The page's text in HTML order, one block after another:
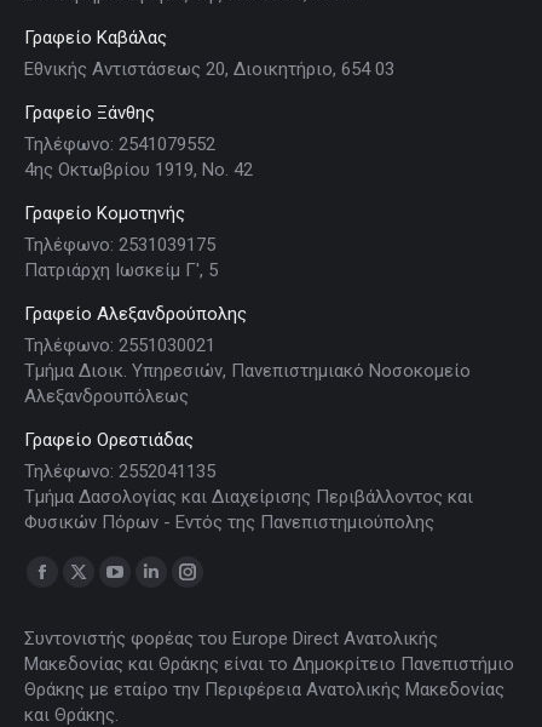
Γραφείο Καβάλας
Εθνικής Αντιστάσεως 20, Διοικητήριο, 654 03
Γραφείο Ξάνθης
Τηλέφωνο: 2541079552
4ης Οκτωβρίου 1919, Νο. 42
Γραφείο Κομοτηνής
Τηλέφωνο: 2531039175
Πατριάρχη Ιωσκείμ Γ', 5
Γραφείο Αλεξανδρούπολης
Τηλέφωνο: 2551030021
Τμήμα Διοικ. Υπηρεσιών, Πανεπιστημιακό Νοσοκομείο
Αλεξανδρουπόλεως
Γραφείο Ορεστιάδας
Τηλέφωνο: 2552041135
Τμήμα Δασολογίας και Διαχείρισης Περιβάλλοντος και
Φυσικών Πόρων - Εντός της Πανεπιστημιούπολης
Find us on:
Facebook
opens
in
new
X
opens
new
YouTube
opens
in
new
Linkedin
opens
Instagram
opens
Συντονιστής φορέας του Europe Direct Ανατολικής
Μακεδονίας και Θράκης είναι το Δημοκρίτειο Πανεπιστήμιο
Θράκης με εταίρο την Περιφέρεια Ανατολικής Μακεδονίας
και Θράκης.